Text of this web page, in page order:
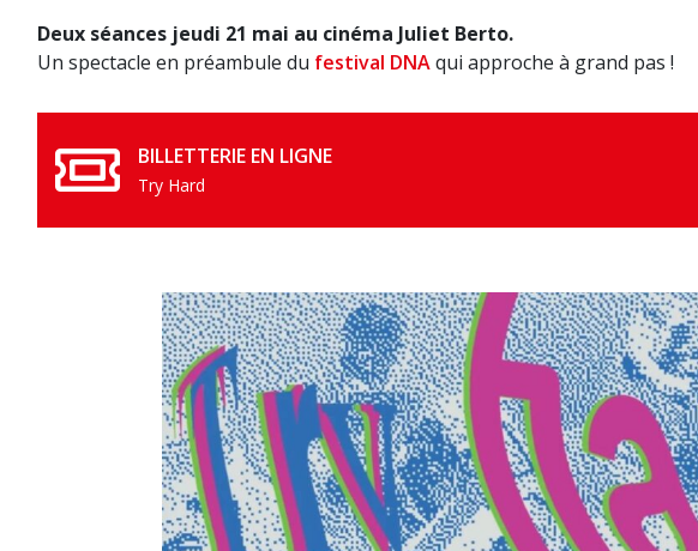
Deux séances jeudi 21 mai au cinéma Juliet Berto.
Un spectacle en préambule du festival DNAqui approche à grand pas !
BILLETTERIE EN LIGNE
Try Hard